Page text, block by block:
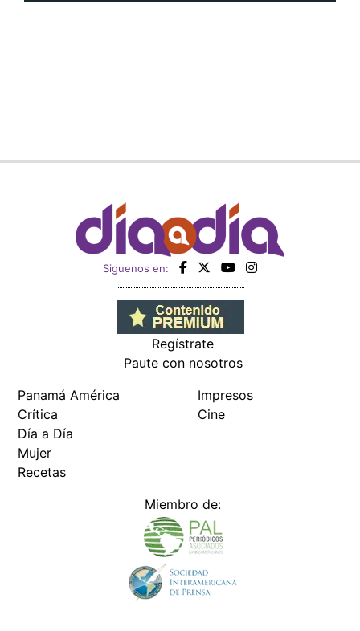
Siguenos en:
Regístrate
Paute con nosotros
Panamá América
Crítica
Día a Día
Mujer
Recetas
Impresos
Cine
Miembro de: